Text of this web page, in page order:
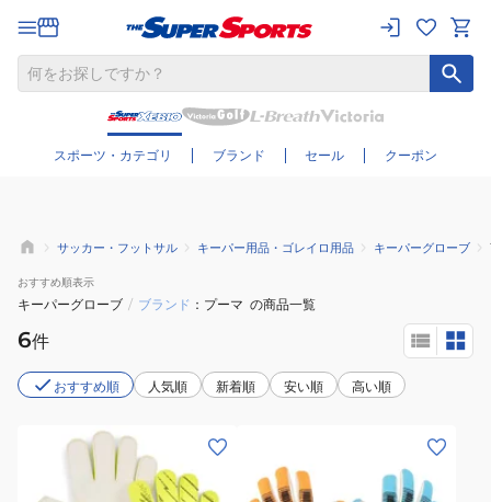
スポーツ・カテゴリ ブランド セール クーポン
さらに絞り込む
サッカー・フットサル キーパー用品・ゴレイロ用品 キーパーグローブ
おすすめ順表示
キーパーグローブ / ブランド プーマ の商品一覧
6件
おすすめ順 人気順 新着順 安い順 高い順
ズ、
ズ、